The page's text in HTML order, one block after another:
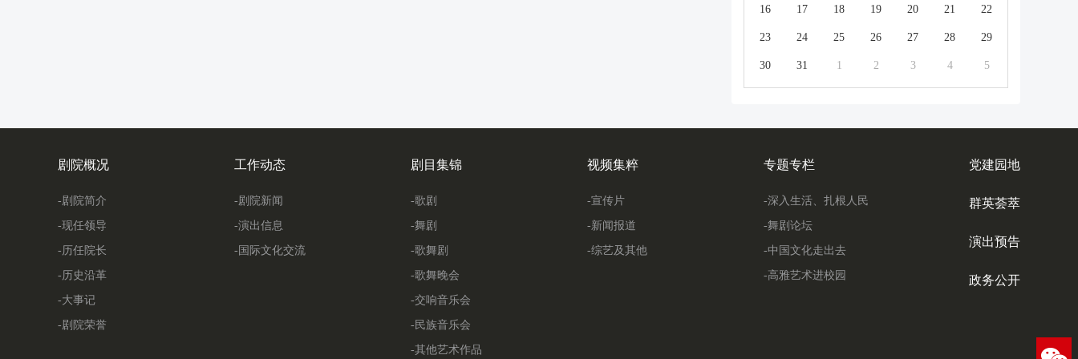
16 17 18 19 20 21 22
23 24 25 26 27 28 29
30 31 1 2 3 4 5
剧院概况
-剧院简介
-现任领导
-历任院长
-历史沿革
-大事记
-剧院荣誉
工作动态
-剧院新闻
-演出信息
-国际文化交流
剧目集锦
-歌剧
-舞剧
-歌舞剧
-歌舞晚会
-交响音乐会
-民族音乐会
-其他艺术作品
视频集粹
-宣传片
-新闻报道
-综艺及其他
专题专栏
-深入生活、扎根人民
-舞剧论坛
-中国文化走出去
-高雅艺术进校园
党建园地
群英荟萃
演出预告
政务公开